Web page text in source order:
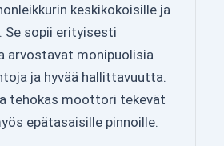
keskikokoisille ja
Se sopii erityisesti
arvostavat monipuolisia
ja hyvää hallittavuutta.
tehokas moottori tekevät
epätasaisille pinnoille.